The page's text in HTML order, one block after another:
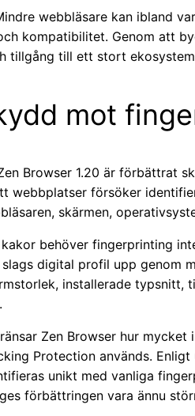
webbläsare kan ibland
kompatibilitet. Genom att
tillgång till ett stort
mot
Browser 1.20 är förbättrat
webbplatser försöker
skärmen,
behöver fingerprinting
digital profil upp genom
installerade
Zen Browser hur
Protection används.
unikt med vanliga
förbättringen vara ännu